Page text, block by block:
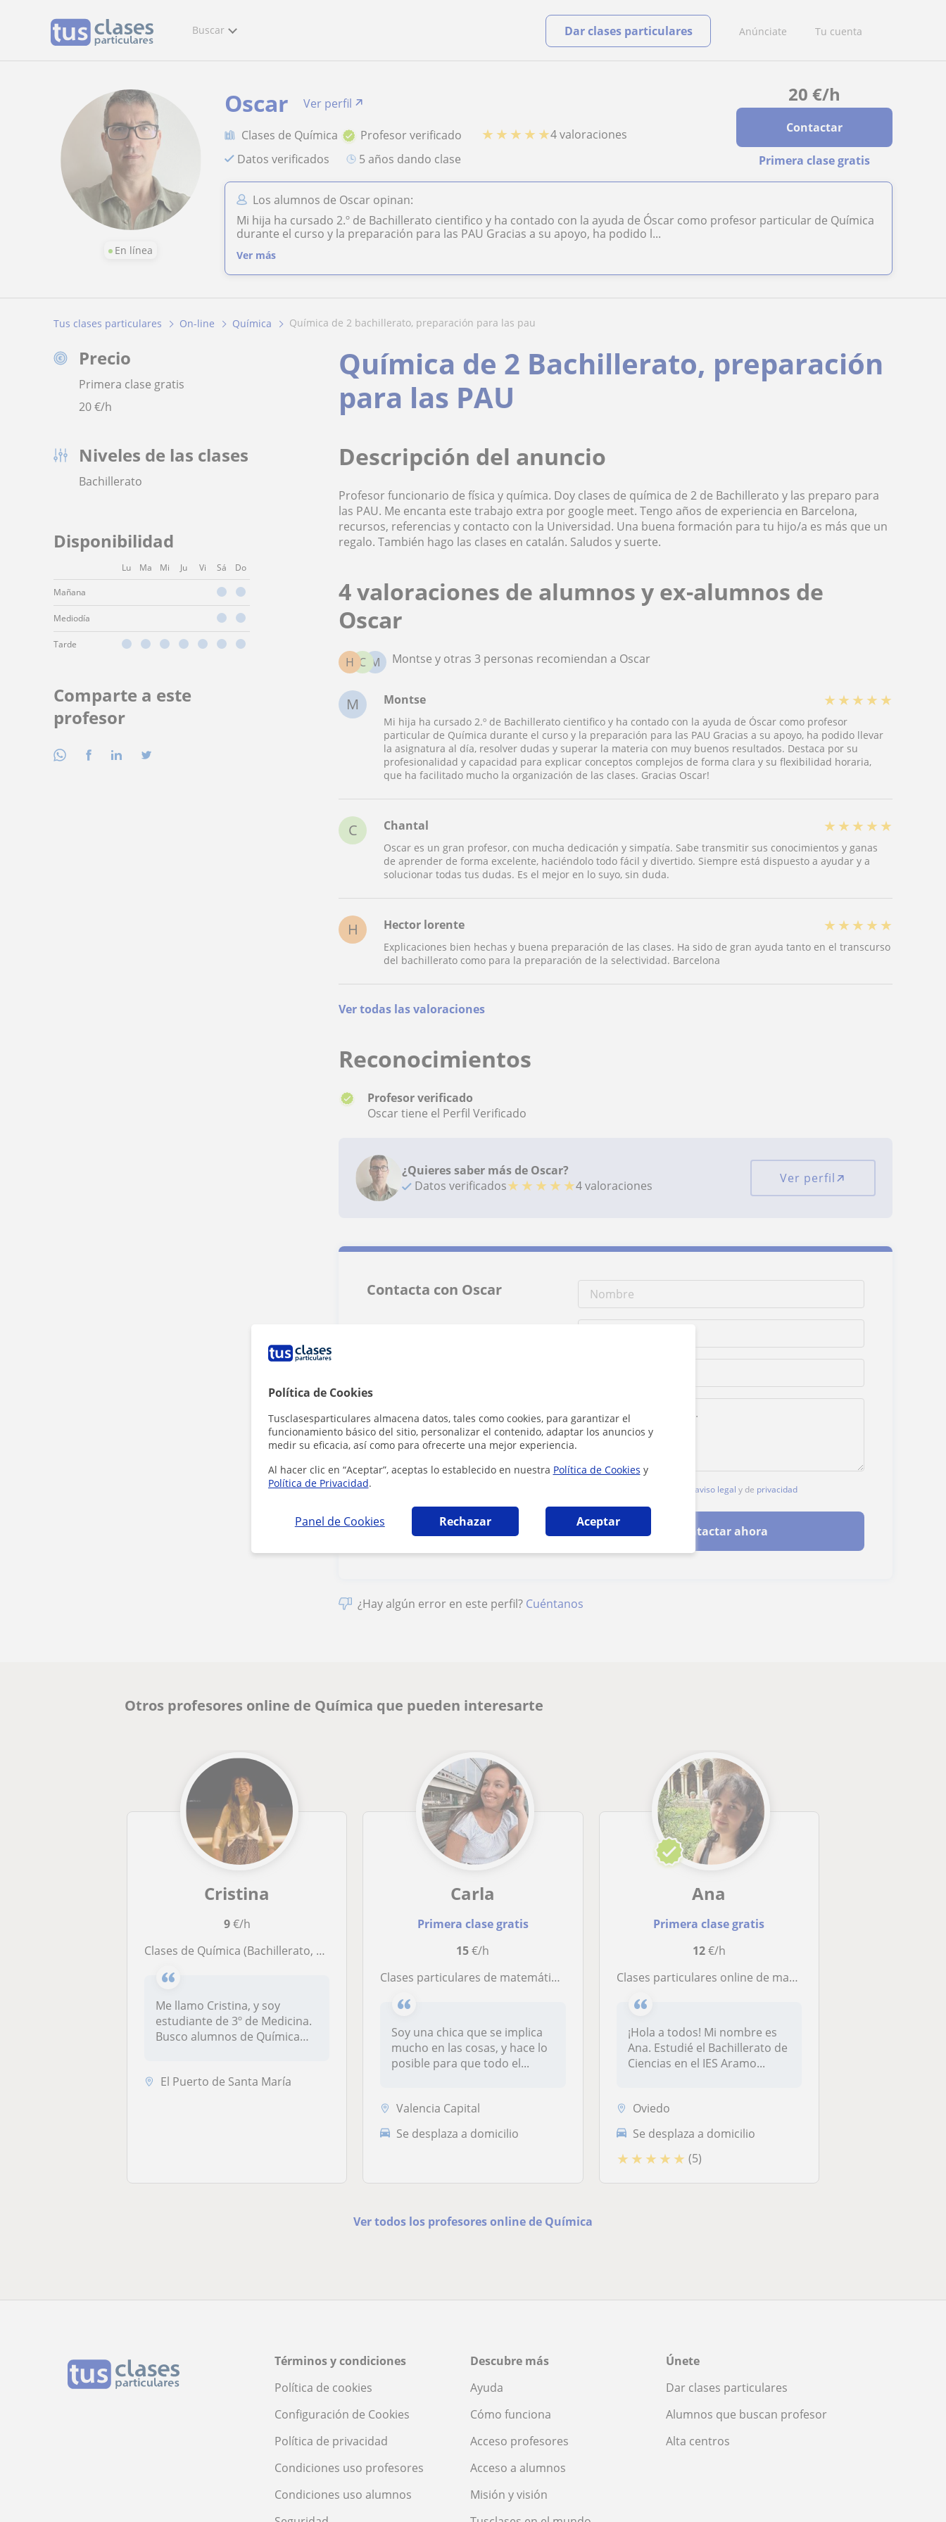
Política de Cookies
Tusclasesparticulares almacena datos, tales como cookies, para garantizar el
funcionamiento básico del sitio, personalizar el contenido, adaptar los anuncios y
medir su eficacia, así como para ofrecerte una mejor experiencia.
Al hacer clic en “Aceptar”, aceptas lo establecido en nuestra Política de Cookies y
Política de Privacidad.
Panel de Cookies Rechazar Aceptar
Buscar Anúnciate Tu cuenta
Dar clases particulares
En línea
20 €/h
Contactar
Primera clase gratis
Oscar Ver perfil
Clases de Química Profesor verificado ★ ★ ★ ★ ★4 valoraciones
Datos verificados
5 años dando clase
Los alumnos de Oscar opinan:
Mi hija ha cursado 2.º de Bachillerato cientifico y ha contado con la ayuda de Óscar como profesor particular de Química
durante el curso y la preparación para las PAU Gracias a su apoyo, ha podido l...
Ver más
Tus clases particulares On-line Química química de 2 bachillerato, preparación para las pau
Precio
Primera clase gratis
20€/h
Niveles de las clases
Bachillerato
Disponibilidad
Lu Ma Mi Ju Vi Sá Do
Mañana
Mediodía
Tarde
Comparte a este
profesor
Química de 2 Bachillerato, preparación
para las PAU
Descripción del anuncio
Profesor funcionario de física y química. Doy clases de química de 2 de Bachillerato y las preparo para
las PAU. Me encanta este trabajo extra por google meet. Tengo años de experiencia en Barcelona,
recursos, referencias y contacto con la Universidad. Una buena formación para tu hijo/a es más que un
regalo. También hago las clases en catalán. Saludos y suerte.
4 valoraciones de alumnos y ex-alumnos de
Oscar
M
C
H Montse y otras 3 personas recomiendan a Oscar
M Montse ★ ★ ★ ★ ★
Mi hija ha cursado 2.º de Bachillerato cientifico y ha contado con la ayuda de Óscar como profesor
particular de Química durante el curso y la preparación para las PAU Gracias a su apoyo, ha podido llevar
la asignatura al día, resolver dudas y superar la materia con muy buenos resultados. Destaca por su
profesionalidad y capacidad para explicar conceptos complejos de forma clara y su flexibilidad horaria,
que ha facilitado mucho la organización de las clases. Gracias Oscar!
C Chantal ★ ★ ★ ★ ★
Oscar es un gran profesor, con mucha dedicación y simpatía. Sabe transmitir sus conocimientos y ganas
de aprender de forma excelente, haciéndolo todo fácil y divertido. Siempre está dispuesto a ayudar y a
solucionar todas tus dudas. Es el mejor en lo suyo, sin duda.
H Hector lorente ★ ★ ★ ★ ★
Explicaciones bien hechas y buena preparación de las clases. Ha sido de gran ayuda tanto en el transcurso
del bachillerato como para la preparación de la selectividad. Barcelona
Ver todas las valoraciones
Reconocimientos
Profesor verificado
Oscar tiene el Perfil Verificado
¿Quieres saber más de Oscar?
Datos verificados★ ★ ★ ★ ★4 valoraciones Ver perfil
Contacta con Oscar
aviso legal y de privacidad
Contactar ahora
¿Hay algún error en este perfil? Cuéntanos
Otros profesores online de Química que pueden interesarte
Cristina
9€/h
Clases de Química (Bachillerato, Selectividad, Pruebas de acceso +25)
Me llamo Cristina, y soy
estudiante de 3º de Medicina.
Busco alumnos de Química
El Puerto de Santa María
Carla
Primera clase gratis
15€/h
Clases particulares de matemáticas, física y química
Soy una chica que se implica
mucho en las cosas, y hace lo
posible para que todo el...
Valencia Capital
Se desplaza a domicilio
Ana
Primera clase gratis
12€/h
Clases particulares online de matemáticas, física y química para estudiantes de Primaria, ESO y Bachillerato (preparación exámenes, EBAU/EVAU/PAU, etc., ...)
¡Hola a todos! Mi nombre es
Ana. Estudié el Bachillerato de
Ciencias en el IES Aramo...
Oviedo
Se desplaza a domicilio
★ ★ ★ ★ ★ (5)
Ver todos los profesores online de Química
Términos y condiciones
Política de cookies
Configuración de Cookies
Política de privacidad
Condiciones uso profesores
Condiciones uso alumnos
Descubre más
Ayuda
Cómo funciona
Acceso profesores
Acceso a alumnos
Misión y visión
Únete
Dar clases particulares
Alumnos que buscan profesor
Alta centros